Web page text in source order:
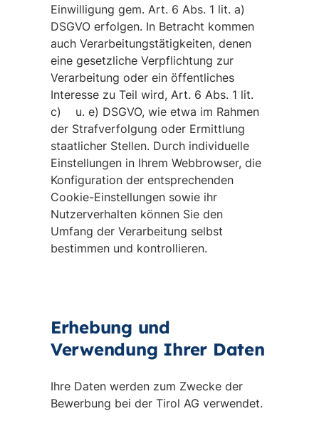
Erhebung und
Verwendung Ihrer Daten
Ihre Daten werden zum Zwecke der
Bewerbung bei der Tirol AG verwendet.